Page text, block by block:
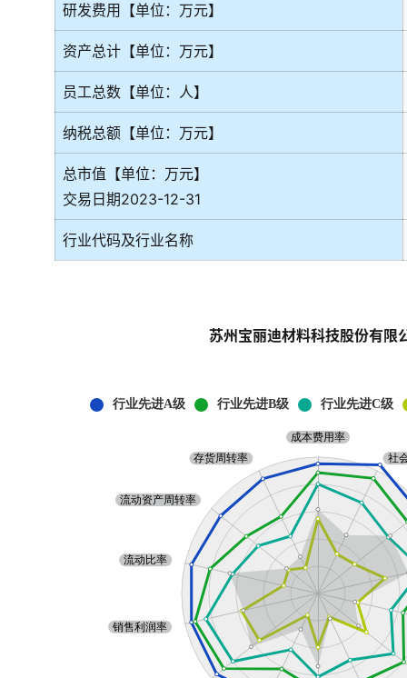
研发费用【单位：万元】
资产总计【单位：万元】
员工总数【单位：人】
纳税总额【单位：万元】
总市值【单位：万元】
交易日期2023-12-31
行业代码及行业名称
苏州宝丽迪材料科技股份有限